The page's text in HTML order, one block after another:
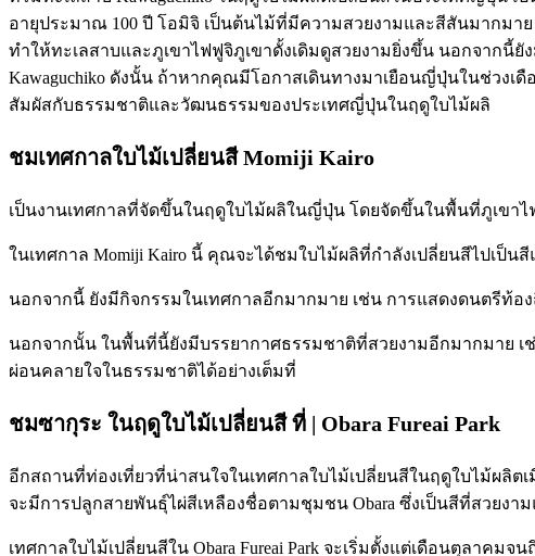
อายุประมาณ 100 ปี โอมิจิ เป็นต้นไม้ที่มีความสวยงามและสีสันมากมา
ทำให้ทะเลสาบและภูเขาไฟฟูจิภูเขาดั้งเดิมดูสวยงามยิ่งขึ้น นอกจากนี้
Kawaguchiko ดังนั้น ถ้าหากคุณมีโอกาสเดินทางมาเยือนญี่ปุ่นในช่วงเ
สัมผัสกับธรรมชาติและวัฒนธรรมของประเทศญี่ปุ่นในฤดูใบไม้ผลิ
ชมเทศกาลใบไม้เปลี่ยนสี Momiji Kairo
เป็นงานเทศกาลที่จัดขึ้นในฤดูใบไม้ผลิในญี่ปุ่น โดยจัดขึ้นในพื้นที่ภูเขา
ในเทศกาล Momiji Kairo นี้ คุณจะได้ชมใบไม้ผลิที่กำลังเปลี่ยนสีไปเป็น
นอกจากนี้ ยังมีกิจกรรมในเทศกาลอีกมากมาย เช่น การแสดงดนตรี
นอกจากนั้น ในพื้นที่นี้ยังมีบรรยากาศธรรมชาติที่สวยงามอีกมากมาย
ผ่อนคลายใจในธรรมชาติได้อย่างเต็มที่
ชมซากุระ ในฤดูใบไม้เปลี่ยนสี ที่ | Obara Fureai Park
อีกสถานที่ท่องเที่ยวที่น่าสนใจในเทศกาลใบไม้เปลี่ยนสีในฤดูใบไม้ผลิตเ
จะมีการปลูกสายพันธุ์ไผ่สีเหลืองชื่อตามชุมชน Obara ซึ่งเป็นสีที่สวยง
เทศกาลใบไม้เปลี่ยนสีใน Obara Fureai Park จะเริ่มตั้งแต่เดือนตุลาค